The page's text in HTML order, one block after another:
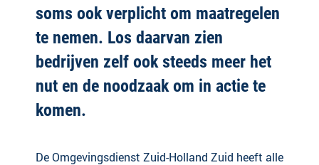
soms ook verplicht om maatregelen
te nemen. Los daarvan zien
bedrijven zelf ook steeds meer het
nut en de noodzaak om in actie te
komen.
De Omgevingsdienst Zuid-Holland Zuid heeft alle